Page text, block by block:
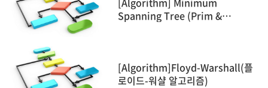
Spanning Tree (Prim &
[Algorithm]Floyd-Warshall(플
로이드-워샬 알고리즘)